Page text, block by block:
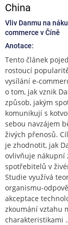
China
Vliv Danmu na
commerce v Číně
Anotace:
Tento článek
rostoucí
vysílání e-
o tom, jak vznik
způsob, jakým
komunikují s
sebou navzájem
živých přenosů.
je zhodnotit, jak
ovlivňuje nákupní
spotřebitelů v
Studie využívá
organismu-
akceptace
zkoumání vztahu
charakteristikami